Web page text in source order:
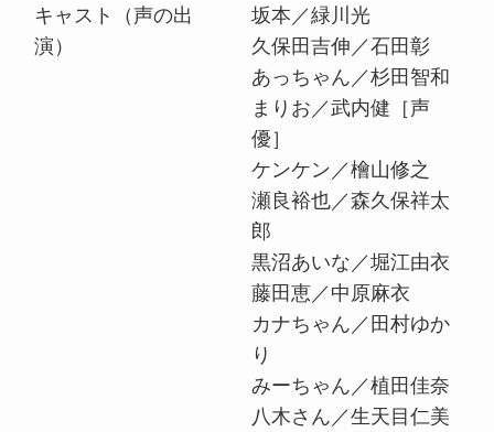
キャスト（声の出
演）
坂本／緑川光
久保田吉伸／石田彰
あっちゃん／杉田智和
まりお／武内健［声
優］
ケンケン／檜山修之
瀬良裕也／森久保祥太
郎
黒沼あいな／堀江由衣
藤田恵／中原麻衣
カナちゃん／田村ゆか
り
みーちゃん／植田佳奈
八木さん／生天目仁美